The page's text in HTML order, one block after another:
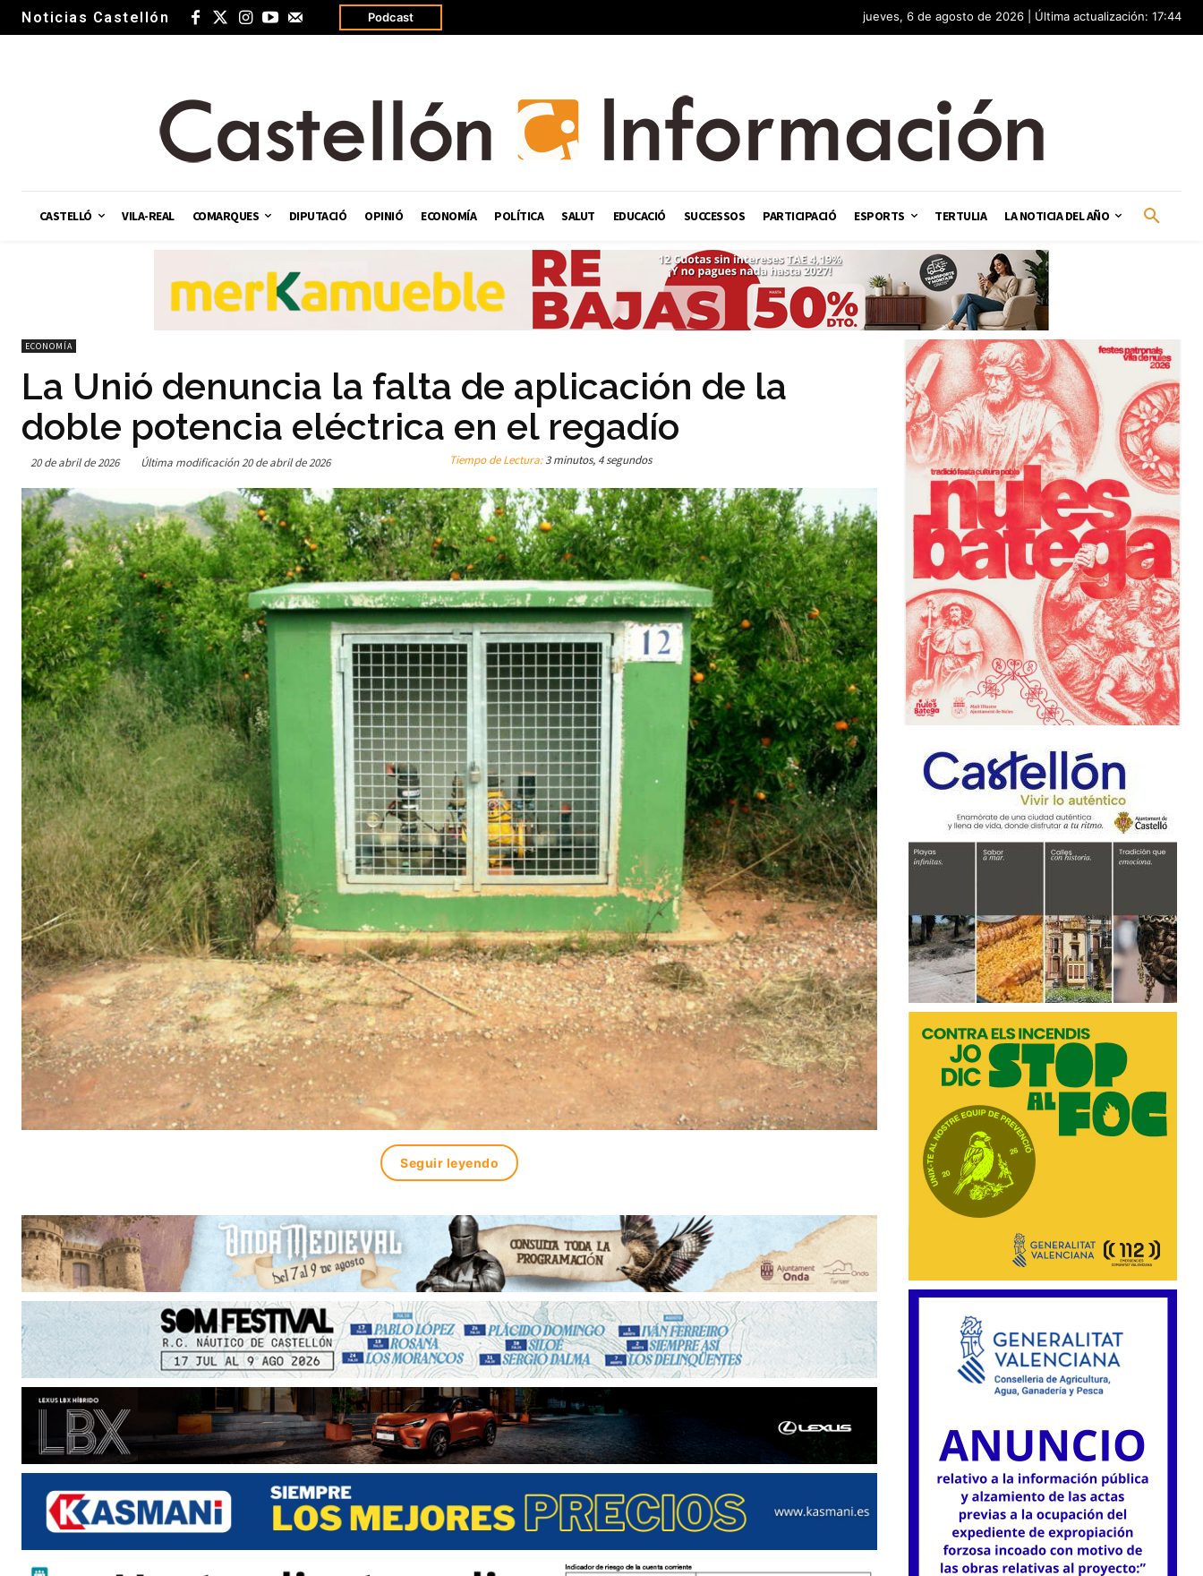
Noticias Castellón Podcast jueves, 6 de agosto de 2026 | Última actualización: 17:44
CASTELLÓ VILA-REAL COMARQUES DIPUTACIÓ OPINIÓ ECONOMÍA POLÍTICA SALUT EDUCACIÓ SUCCESSOS PARTICIPACIÓ ESPORTS TERTULIA LA NOTICIA DEL AÑO
ECONOMÍA
La Unió denuncia la falta de aplicación de la
doble potencia eléctrica en el regadío
20 de abril de 2026 Última modificación20 de abril de 2026 Tiempo de Lectura:3 minutos, 4 segundos
Seguir leyendo